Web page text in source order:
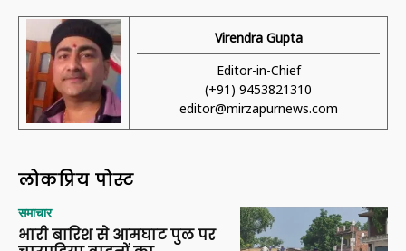
Virendra Gupta
Editor-in-Chief
(+91) 9453821310
editor@mirzapurnews.com
लोकप्रिय पोस्ट
समाचार
भारी बारिश से आमघाट पुल पर